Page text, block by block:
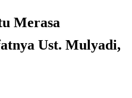
Merasa
Ust. Mulyadi,